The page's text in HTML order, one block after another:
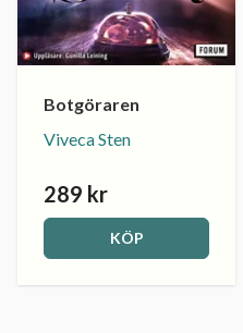
Botgöraren
Viveca Sten
289 kr
KÖP